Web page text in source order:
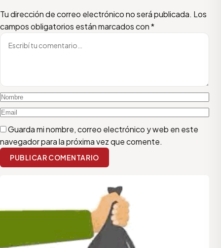
Tu dirección de correo electrónico no será publicada. Los
campos obligatorios están marcados con*
Escribí tu comentario
Nombre
Email
Guarda mi nombre, correo electrónico y web en este
navegador para la próxima vez que comente.
PUBLICAR COMENTARIO